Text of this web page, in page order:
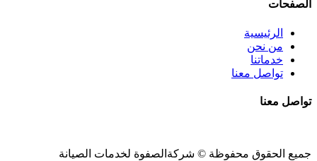
الصفحات
الرئيسية
من نحن
خدماتنا
تواصل معنا
تواصل معنا
جميع الحقوق محفوظة © شركةالصفوة لخدمات الصيانة